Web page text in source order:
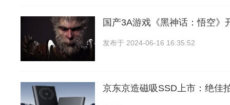
国产3A游戏《黑神话：悟空》
发布于 2024-06-16 16:35:52
京东京造磁吸SSD上市：绝佳